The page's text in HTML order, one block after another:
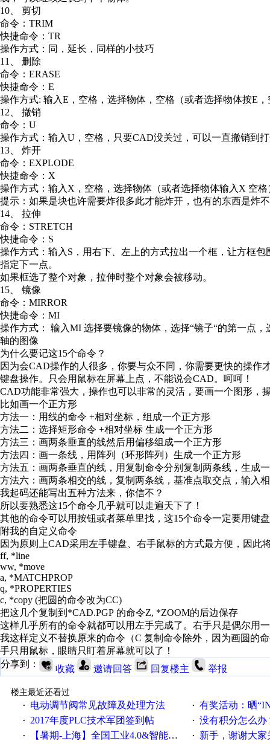
10、 剪切
命令：TRIM
快捷命令：TR
操作方式：同，延长，同样的小技巧
11、 删除
命令：ERASE
快捷命令：E
操作方式: 输入E，空格，选择物体，空格（或者选择物体按E
12、 撤销
命令：U
操作方式：输入U，空格，只要CAD没关过，可以一直撤销到
13、 炸开
命令：EXPLODE
快捷命令：X
操作方式：输入X，空格，选择物体（或者选择物体输入X 空格
提示：如果是块也许需要炸很多此才能炸开，也有的东西是炸
14、 拉伸
命令：STRETCH
快捷命令：S
操作方式：输入S，用右下、左上的方式拉出一个框，让方框
指定下一点。
如果框选了整个对象，拉伸时整个对象会被移动。
15、 镜像
命令：MIRROR
快捷命令：MI
操作方式： 输入MI 选择要镜像的物体，选择“镜子“的第一点
轴的图像
为什么要记这15个命令？
因为会CAD操作的人很多，你要与众不同，你需要更快的操
键盘操作。只会用鼠标在屏幕上点，不能说会CAD。呵呵！
CAD功能非常强大，操作也可以非常的灵活，要画一个图形，
比如画一个正方形
方法一：用线的命令 +相对坐标，组成一个正方形
方法二：选择矩形命令 +相对坐标 生成一个正方形
方法三：画两条垂直的线然后用偏移组成一个正方形
方法四：画一条线，用阵列（环形阵列）生成一个正方形
方法五：画两条垂直的线，用复制命令分别复制两条线，生成
方法六：画两条相交的线，复制两条线，基准点取交点，输入
我起码还能写出五种方法来，你信不？
所以要熟悉这15个命令几乎就可以走遍天下了！
其他的命令可以用按钮或者菜单里找，这15个命令一定要用键
附我的自定义命令
因为原则上CAD采用左手键盘、右手鼠标的方式最方便，因
ff, *line
ww, *move
a, *MATCHPROP
q, *PROPERTIES
c, *copy (把圆的命令改为CC)
把这几个复制到*CAD.PGP 的命令Z, *ZOOM的后边保存
这样几乎所有的命令就都可以用左手完成了。右手只是偶尔用
我这样定义不替换原来的命令（C 复制命令除外，因为画圆的
手只用鼠标，眼睛只盯着屏幕就可以了！
分享到：
收藏 邀请回答 回复楼主 举报
楼主最近还看过
·
电动调节阀常见故障及处理方法 · 有奖活动：晒
· 2017年度PLC技术军团签到帖 · 没有积分怎么办
· 【暑期-上海】全国工业4.0&智能制造高级培训班通知！ · 新手，谢谢大